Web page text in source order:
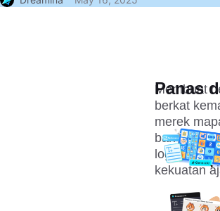
Membuat
berkat
merek
banyak
logo AI.
kekuatan
Panas